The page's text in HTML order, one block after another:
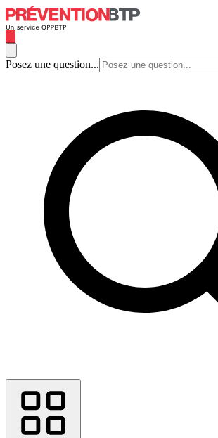
Posez une question...